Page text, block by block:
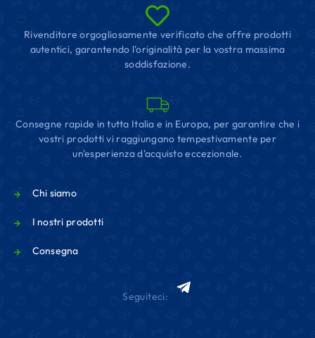
Rivenditore orgogliosamente verificato che offre prodotti
autentici, garantendo l'originalità per la vostra massima
soddisfazione.
Consegne rapide in tutta Italia e in Europa, per garantire che i
vostri prodotti vi raggiungano tempestivamente per
un'esperienza d'acquisto eccezionale.
Chi siamo
I nostri prodotti
Consegna
Seguiteci: